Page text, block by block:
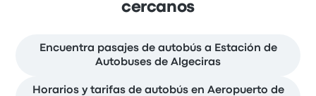
cercanos
Encuentra pasajes de autobús a Estación de
Autobuses de Algeciras
Horarios y tarifas de autobús en Aeropuerto de